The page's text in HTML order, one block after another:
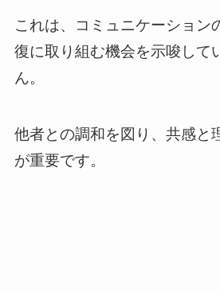
これは、コミュニケーション
復に取り組む機会を示唆して
ん。
他者との調和を図り、共感と
が重要です。